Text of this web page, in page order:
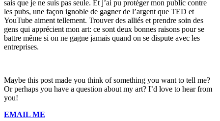
sais que je ne suis pas seule. Et j’ai pu protéger mon public contre
les pubs, une façon ignoble de gagner de l’argent que TED et
YouTube aiment tellement. Trouver des alliés et prendre soin des
gens qui apprécient mon art: ce sont deux bonnes raisons pour se
battre même si on ne gagne jamais quand on se dispute avec les
entreprises.
Maybe this post made you think of something you want to tell me?
Or perhaps you have a question about my art? I’d love to hear from
you!
EMAIL ME